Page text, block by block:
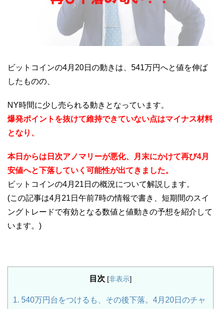
ビットコインの4月20日の動きは、541万円へと値を伸ば
したものの、
NY時間に少し売られる動きとなっています。
爆発ポイントを抜けて維持できていない点はマイナス材料
となり、
本日からは日次アノマリーが悪化、月末にかけて再び4月
安値へと下落していく可能性が出てきました。
ビットコインの4月21日の概況について解説します。
(この記事は4月21日午前7時の情報で書き、短期間のスイ
ングトレードで有効となる数値と値動きの予想を紹介して
います。)
目次 [非表示]
1. 540万円台をつけるも、その後下落。4月20日のチャ